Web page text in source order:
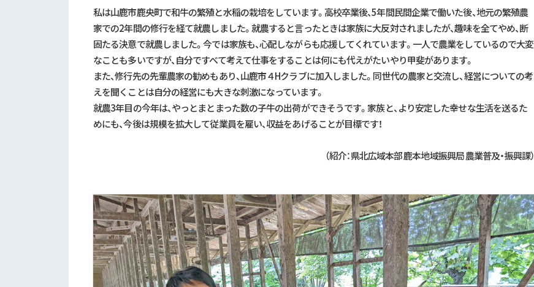
私は山鹿市鹿央町で和牛の繁殖と水稲の栽培をしています。高校卒業後、5年間民間企業で働いた後、地元の繁殖農
家での2年間の修行を経て就農しました。就農すると言ったときは家族に大反対されましたが、趣味を全てやめ、断
固たる決意で就農しました。今では家族も、心配しながらも応援してくれています。一人で農業をしているので大変
なことも多いですが、自分ですべて考えて仕事をすることは何にも代えがたいやり甲斐があります。
また、修行先の先輩農家の勧めもあり、山鹿市４Hクラブに加入しました。同世代の農家と交流し、経営についての考
えを聞くことは自分の経営にも大きな刺激になっています。
就農3年目の今年は、やっとまとまった数の子牛の出荷ができそうです。家族と、より安定した幸せな生活を送るた
めにも、今後は規模を拡大して従業員を雇い、収益をあげることが目標です！
（紹介：県北広域本部 鹿本地域振興局 農業普及・振興課）